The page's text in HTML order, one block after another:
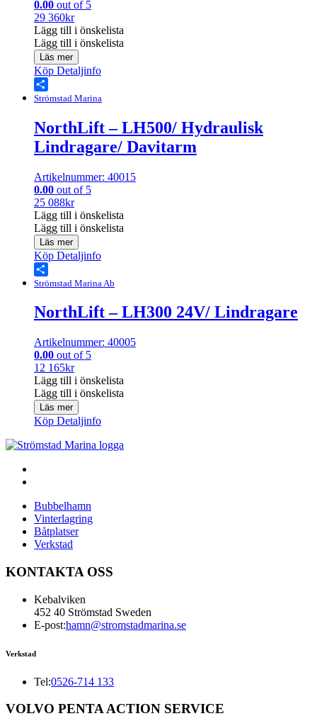
0.00 out of 5
29 360kr
Lägg till i önskelista
Lägg till i önskelista
Läs mer
Köp Detaljinfo
Share
Strömstad Marina
NorthLift – LH500/ Hydraulisk
Lindragare/ Davitarm
Artikelnummer: 40015
0.00 out of 5
25 088kr
Lägg till i önskelista
Lägg till i önskelista
Läs mer
Köp Detaljinfo
Share
Strömstad Marina Ab
NorthLift – LH300 24V/ Lindragare
Artikelnummer: 40005
0.00 out of 5
12 165kr
Lägg till i önskelista
Lägg till i önskelista
Läs mer
Köp Detaljinfo
Bubbelhamn
Vinterlagring
Båtplatser
Verkstad
KONTAKTA OSS
Kebalviken
452 40 Strömstad Sweden
E-post:hamn@stromstadmarina.se
Verkstad
Tel:0526-714 133
VOLVO PENTA ACTION SERVICE